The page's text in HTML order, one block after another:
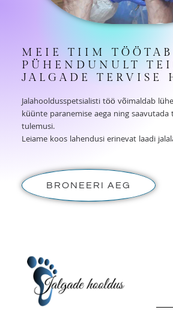
MEIE TIIM TÖÖTAB
PÜHENDUNULT
JALGADE TERVISE
Jalahooldusspetsialisti töö võimaldab
küünte paranemise aega ning saavutada
tulemusi.
Leiame koos lahendusi erinevat laadi
BRONEERI AEG